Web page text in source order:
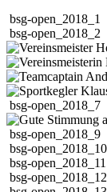
bsg-open_2018_1
bsg-open_2018_2
bsg-open_2018_7
bsg-open_2018_9
bsg-open_2018_10
bsg-open_2018_11
bsg-open_2018_12